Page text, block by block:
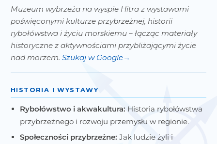
Muzeum wybrzeża na wyspie Hitra z wystawami
poświęconymi kulturze przybrzeżnej, historii
rybołówstwa i życiu morskiemu – łącząc materiały
historyczne z aktywnościami przybliżającymi życie
nad morzem. Szukaj w Google
HISTORIA I WYSTAWY
Rybołówstwo i akwakultura: Historia rybołówstwa
przybrzeżnego i rozwoju przemysłu w regionie.
Społeczności przybrzeżne: Jak ludzie żyli i